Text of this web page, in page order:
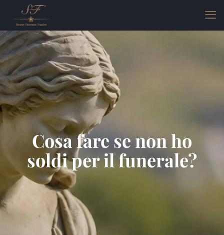
Cosa fare se non ho
soldi per il funerale?